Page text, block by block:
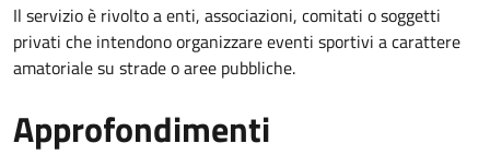
Il servizio è rivolto a enti, associazioni, comitati o soggetti
privati che intendono organizzare eventi sportivi a carattere
amatoriale su strade o aree pubbliche.
Approfondimenti